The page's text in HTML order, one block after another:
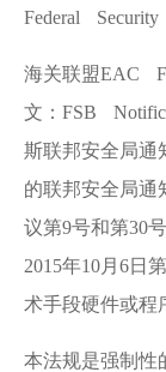
Federal Security
海关联盟EAC
文：FSB
斯联邦安全局通
的联邦安全局通
议第9号和第30
2015年10月6日
术手段硬件或程
本法规是强制性